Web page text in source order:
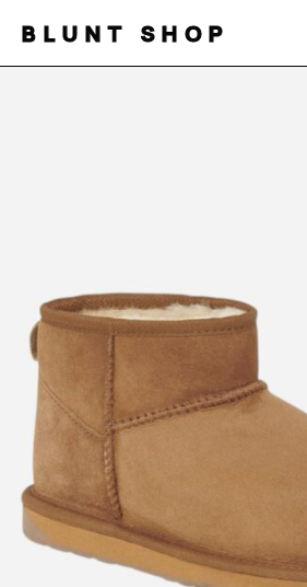
BLUNT SHOP